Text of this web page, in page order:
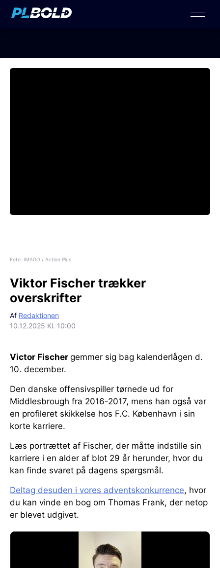
Foto: IMAGO / Action Plus
Viktor Fischer trækker
overskrifter
Af Redaktionen
10.12.2025 Kl. 10:00
Victor Fischer gemmer sig bag kalenderlågen d.
10. december.
Den danske offensivspiller tørnede ud for
Middlesbrough fra 2016-2017, mens han også var
en profileret skikkelse hos F.C. København i sin
korte karriere.
Læs portrættet af Fischer, der måtte indstille sin
karriere i en alder af blot 29 år herunder, hvor du
kan finde svaret på dagens spørgsmål.
Deltag desuden i vores adventskonkurrence, hvor
du kan vinde en bog om Thomas Frank, der netop
er blevet udgivet.